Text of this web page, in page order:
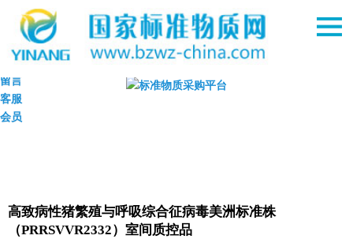
高致病性猪繁殖与呼吸综合征病毒美洲标准株
（PRRSVVR2332）室间质控品
购物车
留言
客服
会员